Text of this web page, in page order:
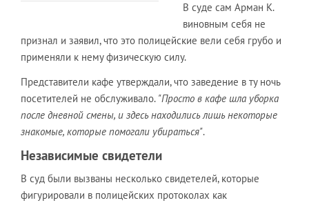
В суде сам Арман К.
виновным себя не
признал и заявил, что это полицейские вели себя грубо и
применяли к нему физическую силу.
Представители кафе утверждали, что заведение в ту ночь
посетителей не обслуживало. "Просто в кафе шла уборка
после дневной смены, и здесь находились лишь некоторые
знакомые, которые помогали убираться".
Независимые свидетели
В суд были вызваны несколько свидетелей, которые
фигурировали в полицейских протоколах как